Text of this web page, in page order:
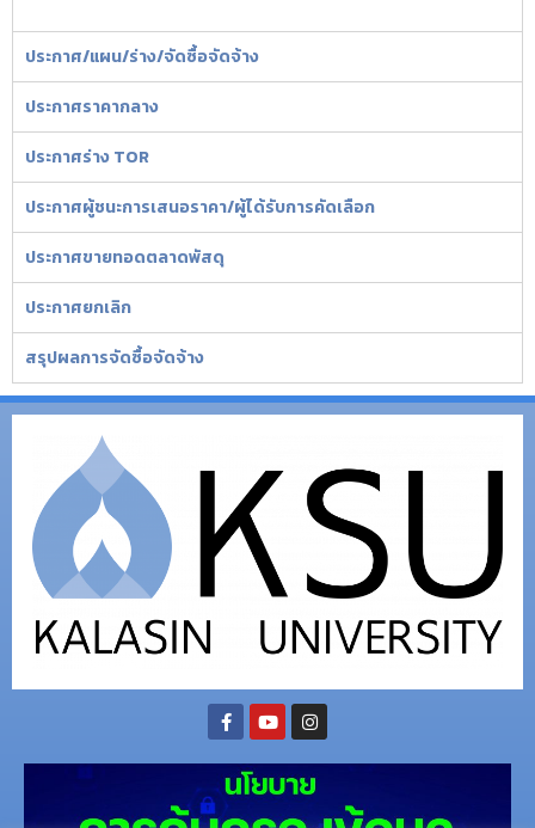
ประกาศ/แผน/ร่าง/จัดซื้อจัดจ้าง
ประกาศราคากลาง
ประกาศร่าง TOR
ประกาศผู้ชนะการเสนอราคา/ผู้ได้รับการคัดเลือก
ประกาศขายทอดตลาดพัสดุ
ประกาศยกเลิก
สรุปผลการจัดซื้อจัดจ้าง